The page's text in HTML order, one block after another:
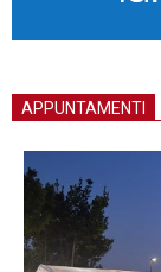
APPUNTAMENTI